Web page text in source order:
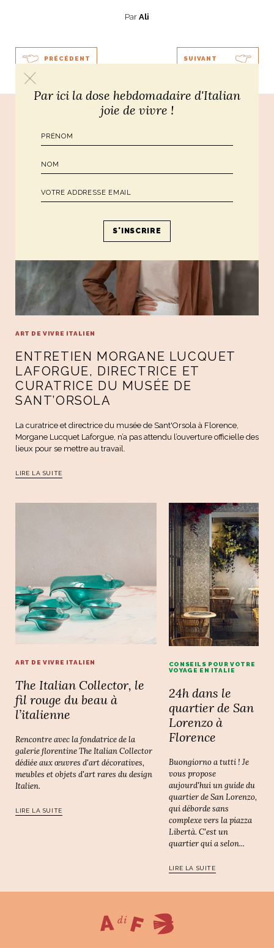
Par Ali
PRÉCÉDENT SUIVANT
Poursuivre le voyage...
ART DE VIVRE ITALIEN
ENTRETIEN MORGANE LUCQUET
LAFORGUE, DIRECTRICE ET
CURATRICE DU MUSÉE DE
SANT’ORSOLA
La curatrice et directrice du musée de Sant'Orsola à Florence,
Morgane Lucquet Laforgue, n’a pas attendu l’ouverture officielle des
lieux pour se mettre au travail.
LIRE LA SUITE
ART DE VIVRE ITALIEN
The Italian Collector, le
fil rouge du beau à
l’italienne
Rencontre avec la fondatrice de la
galerie florentine The Italian Collector
dédiée aux œuvres d'art décoratives,
meubles et objets d'art rares du design
Italien.
LIRE LA SUITE
CONSEILS POUR VOTRE
VOYAGE EN ITALIE
24h dans le
quartier de San
Lorenzo à
Florence
Buongiorno a tutti ! Je
vous propose
aujourd'hui un guide du
quartier de San Lorenzo,
qui déborde sans
complexe vers la piazza
Libertà. C'est un
quartier qui a selon...
LIRE LA SUITE
Par ici la dose hebdomadaire d'Italian
joie de vivre !